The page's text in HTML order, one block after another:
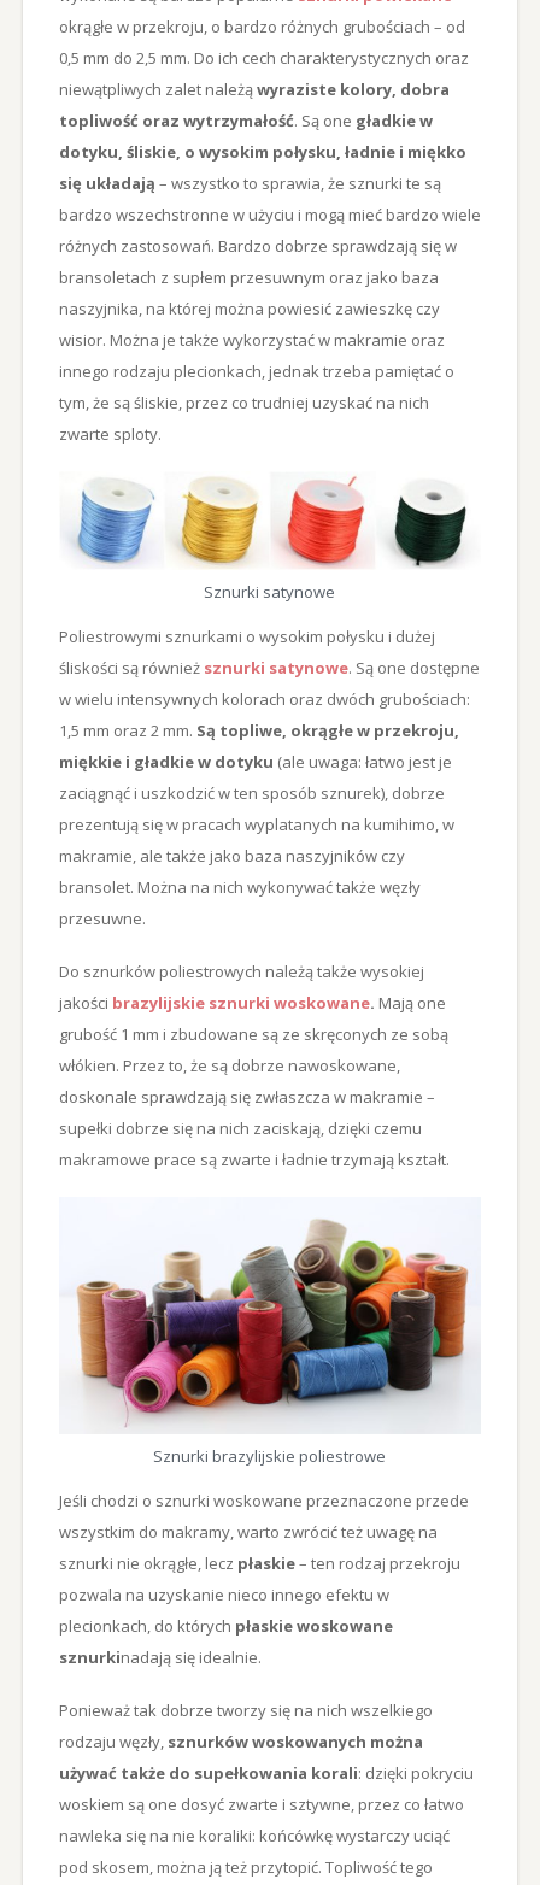
okrągłe w przekroju, o bardzo różnych grubościach – od
0,5 mm do 2,5 mm. Do ich cech charakterystycznych oraz
niewątpliwych zalet należąwyraziste kolory, dobra
topliwość oraz wytrzymałość. Są one gładkie w
dotyku, śliskie, o wysokim połysku, ładnie i miękko
się układają – wszystko to sprawia, że sznurki te są
bardzo wszechstronne w użyciu i mogą mieć bardzo wiele
różnych zastosowań. Bardzo dobrze sprawdzają się w
bransoletach z supłem przesuwnym oraz jako baza
naszyjnika, na której można powiesić zawieszkę czy
wisior. Można je także wykorzystać w makramie oraz
innego rodzaju plecionkach, jednak trzeba pamiętać o
tym, że są śliskie, przez co trudniej uzyskać na nich
zwarte sploty.
Sznurki satynowe
Poliestrowymi sznurkami o wysokim połysku i dużej
śliskości są również sznurki satynowe. Są one dostępne
w wielu intensywnych kolorach oraz dwóch grubościach:
1,5 mm oraz 2 mm. Są topliwe, okrągłe w przekroju,
miękkie i gładkie w dotyku (ale uwaga: łatwo jest je
zaciągnąć i uszkodzić w ten sposób sznurek), dobrze
prezentują się w pracach wyplatanych na kumihimo, w
makramie, ale także jako baza naszyjników czy
bransolet. Można na nich wykonywać także węzły
przesuwne.
Do sznurków poliestrowych należą także wysokiej
jakości brazylijskie sznurki woskowane. Mają one
grubość 1 mm i zbudowane są ze skręconych ze sobą
włókien. Przez to, że są dobrze nawoskowane,
doskonale sprawdzają się zwłaszcza w makramie –
supełki dobrze się na nich zaciskają, dzięki czemu
makramowe prace są zwarte i ładnie trzymają kształt.
Sznurki brazylijskie poliestrowe
Jeśli chodzi o sznurki woskowane przeznaczone przede
wszystkim do makramy, warto zwrócić też uwagę na
sznurki nie okrągłe, lecz płaskie– ten rodzaj przekroju
pozwala na uzyskanie nieco innego efektu w
plecionkach, do których płaskie woskowane
sznurkinadają się idealnie.
Ponieważ tak dobrze tworzy się na nich wszelkiego
rodzaju węzły, sznurków woskowanych można
używać także do supełkowania korali: dzięki pokryciu
woskiem są one dosyć zwarte i sztywne, przez co łatwo
nawleka się na nie koraliki: końcówkę wystarczy uciąć
pod skosem, można ją też przytopić. Topliwość tego